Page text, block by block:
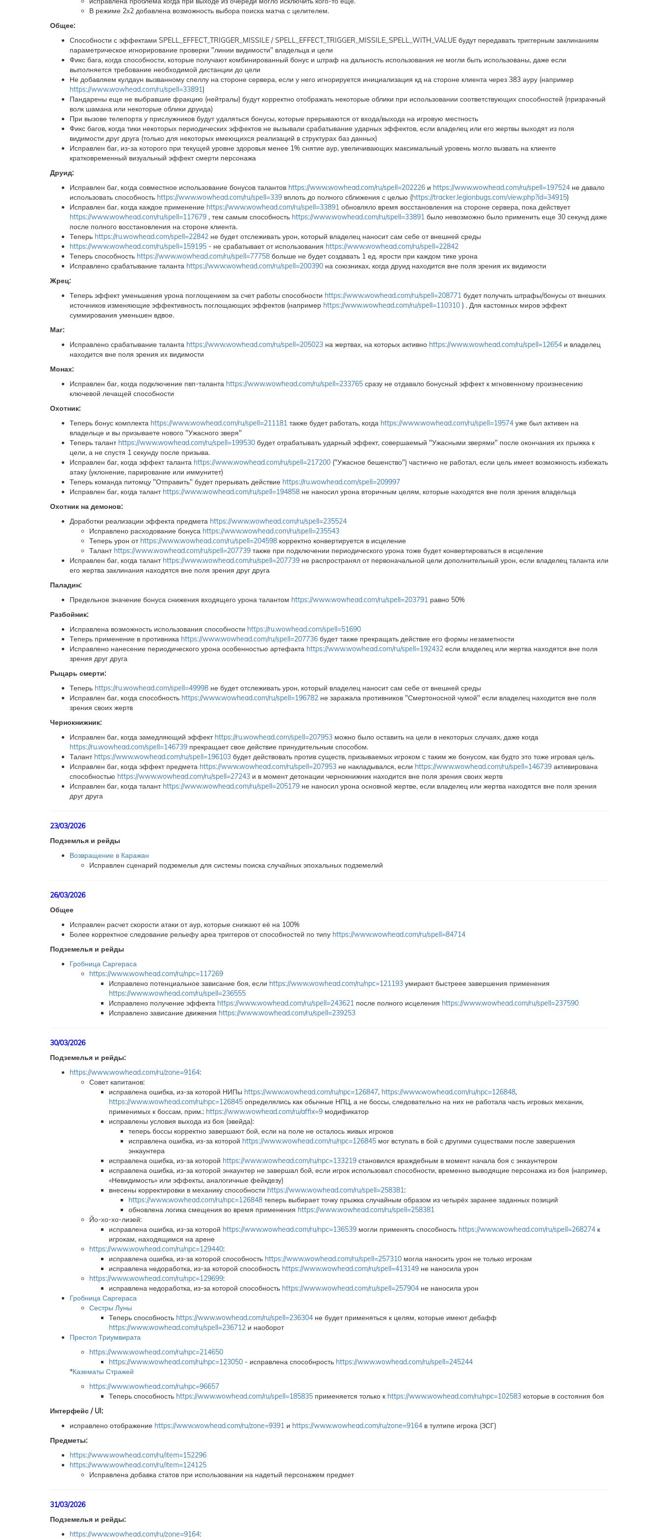
В режиме 2х2 добавлена возможность выбора поиска матча с целителем.
Общее:
Способности с эффектами SPELL_EFFECT_TRIGGER_MISSILE / SPELL_EFFECT_TRIGGER_MISSILE_SPELL_WITH_VALUE будут передавать триггерным заклинаниям
параметрическое игнорирование проверки "линии видимости" владельца и цели
Фикс бага, когда способности, которые получают комбинированный бонус и штраф на дальность использования не могли быть использованы, даже если
выполняется требование необходимой дистанции до цели
Не добавляем кулдаун вызванному спеллу на стороне сервера, если у него игнорируется инициализация кд на стороне клиента через 383 ауру (например
https://www.wowhead.com/ru/spell=33891)
Пандарены еще не выбравшие фракцию (нейтралы) будут корректно отображать некоторые облики при использовании соответствующих способностей (призрачный
волк шамана или некоторые облики друида)
При вызове телепорта у прислужников будут удаляться бонусы, которые прерываются от входа/выхода на игровую местность
Фикс багов, когда тики некоторых периодических эффектов не вызывали срабатывание ударных эффектов, если владелец или его жертвы выходят из поля
видимости друг друга (только для некоторых имеющихся реализаций в структурах баз данных)
Исправлен баг, из-за которого при текущей уровне здоровья менее 1% снятие аур, увеличивающих максимальный уровень могло вызвать на клиенте
кратковременный визуальный эффект смерти персонажа
Друид:
Исправлен баг, когда совместное использование бонусов талантов https://www.wowhead.com/ru/spell=202226 и https://www.wowhead.com/ru/spell=197524 не давало
использовать способность https://www.wowhead.com/ru/spell=339 вплоть до полного сближения с целью (https://tracker.legionbugs.com/view.php?id=34915)
Исправлен баг, когда каждое применение https://www.wowhead.com/ru/spell=33891 обновляло время восстановления на стороне сервера, пока действует
https://www.wowhead.com/ru/spell=117679 , тем самым способность https://www.wowhead.com/ru/spell=33891 было невозможно было применить еще 30 секунд даже
после полного восстановления на стороне клиента.
Теперь https://ru.wowhead.com/spell=22842 не будет отслеживать урон, который владелец наносит сам себе от внешней среды
https://www.wowhead.com/ru/spell=159195 - не срабатывает от использования https://www.wowhead.com/ru/spell=22842
Теперь способность https://www.wowhead.com/ru/spell=77758 больше не будет создавать 1 ед. ярости при каждом тике урона
Исправлено срабатывание таланта https://www.wowhead.com/ru/spell=200390 на союзниках, когда друид находится вне поля зрения их видимости
Жрец:
Теперь эффект уменьшения урона поглощением за счет работы способности https://www.wowhead.com/ru/spell=208771 будет получать штрафы/бонусы от внешних
источников изменяющие эффективность поглощающих эффектов (например https://www.wowhead.com/ru/spell=110310 ) . Для кастомных миров эффект
суммирования уменьшен вдвое.
Маг:
Исправлено срабатывание таланта https://www.wowhead.com/ru/spell=205023 на жертвах, на которых активно https://www.wowhead.com/ru/spell=12654 и владелец
находится вне поля зрения их видимости
Монах:
Исправлен баг, когда подключение пвп-таланта https://www.wowhead.com/ru/spell=233765 сразу не отдавало бонусный эффект к мгновенному произнесению
ключевой лечащей способности
Охотник:
Теперь бонус комплекта https://www.wowhead.com/ru/spell=211181 также будет работать, когда https://www.wowhead.com/ru/spell=19574 уже был активен на
владельце и вы призываете нового "Ужасного зверя"
Теперь талант https://www.wowhead.com/ru/spell=199530 будет отрабатывать ударный эффект, совершаемый "Ужасными зверями" после окончания их прыжка к
цели, а не спустя 1 секунду после призыва.
Исправлен баг, когда эффект таланта https://www.wowhead.com/ru/spell=217200 ("Ужасное бешенство") частично не работал, если цель имеет возможность избежать
атаку (уклонение, парирование или иммунитет)
Теперь команда питомцу "Отправить" будет прерывать действие https://ru.wowhead.com/spell=209997
Исправлен баг, когда талант https://www.wowhead.com/ru/spell=194858 не наносил урона вторичным целям, которые находятся вне поля зрения владельца
Охотник на демонов:
Доработки реализации эффекта предмета https://www.wowhead.com/ru/spell=235524
Исправлено расходование бонуса https://www.wowhead.com/ru/spell=235543
Теперь урон от https://www.wowhead.com/ru/spell=204598 корректно конвертируется в исцеление
Талант https://www.wowhead.com/ru/spell=207739 также при подключении периодического урона тоже будет конвертироваться в исцеление
Исправлен баг, когда талант https://www.wowhead.com/ru/spell=207739 не распространял от первоначальной цели дополнительный урон, если владелец таланта или
его жертва заклинания находятся вне поля зрения друг друга
Паладин:
Предельное значение бонуса снижения входящего урона талантом https://www.wowhead.com/ru/spell=203791 равно 50%
Разбойник:
Исправлена возможность использования способности https://ru.wowhead.com/spell=51690
Теперь применение в противника https://www.wowhead.com/ru/spell=207736 будет также прекращать действие его формы незаметности
Исправлено нанесение периодического урона особенностью артефакта https://www.wowhead.com/ru/spell=192432 если владелец или жертва находятся вне поля
зрения друг друга
Рыцарь смерти:
Теперь https://ru.wowhead.com/spell=49998 не будет отслеживать урон, который владелец наносит сам себе от внешней среды
Исправлен баг, когда способность https://www.wowhead.com/ru/spell=196782 не заражала противников "Смертоносной чумой" если владелец находится вне поля
зрения своих жертв
Чернокнижник:
Исправлен баг, когда замедляющий эффект https://ru.wowhead.com/spell=207953 можно было оставить на цели в некоторых случаях, даже когда
https://ru.wowhead.com/spell=146739 прекращает свое действие принудительным способом.
Талант https://www.wowhead.com/ru/spell=196103 будет действовать против существ, призываемых игроком с таким же бонусом, как будто это тоже игровая цель.
Исправлен баг, когда эффект предмета https://www.wowhead.com/ru/spell=207953 не накладывался, если https://www.wowhead.com/ru/spell=146739 активирована
способностью https://www.wowhead.com/ru/spell=27243 и в момент детонации чернокнижник находится вне поля зрения своих жертв
Исправлен баг, когда талант https://www.wowhead.com/ru/spell=205179 не наносил урона основной жертве, если владелец или жертва находятся вне поля зрения
друг друга
23/03/2026
Подземлья и рейды
Возвращение в Каражан
Исправлен сценарий подземелья для системы поиска случайных эпохальных подземелий
26/03/2026
Общее
Исправлен расчет скорости атаки от аур, которые снижают её на 100%
Более корректное следование рельефу ареа триггеров от способностей по типу https://www.wowhead.com/ru/spell=84714
Подземелья и рейды
Гробница Саргераса
https://www.wowhead.com/ru/npc=117269
Исправлено потенциальное зависание боя, если https://www.wowhead.com/ru/npc=121193 умирают быстреее завершения применения
https://www.wowhead.com/ru/spell=236555
Исправлено получение эффекта https://www.wowhead.com/ru/spell=243621 после полного исцеления https://www.wowhead.com/ru/spell=237590
Исправлено зависание движения https://www.wowhead.com/ru/spell=239253
30/03/2026
Подземелья и рейды:
https://www.wowhead.com/ru/zone=9164:
Совет капитанов:
исправлена ошибка, из-за которой НИПы https://www.wowhead.com/ru/npc=126847, https://www.wowhead.com/ru/npc=126848,
https://www.wowhead.com/ru/npc=126845 определялись как обычные НПЦ, а не боссы, следовательно на них не работала часть игровых механик,
применимых к боссам, прим.: https://www.wowhead.com/ru/affix=9 модификатор
исправлены условия выхода из боя (эвейда):
теперь боссы корректно завершают бой, если на поле не осталось живых игроков
исправлена ошибка, из-за которой https://www.wowhead.com/ru/npc=126845 мог вступать в бой с другими существами после завершения
энкаунтера
исправлена ошибка, из-за которой https://www.wowhead.com/ru/npc=133219 становился враждебным в момент начала боя с энкаунтером
исправлена ошибка, из-за которой энкаунтер не завершал бой, если игрок использовал способности, временно выводящие персонажа из боя (например,
«Невидимость» или эффекты, аналогичные фейкдезу)
внесены корректировки в механику способности https://www.wowhead.com/ru/spell=258381:
https://www.wowhead.com/ru/npc=126848 теперь выбирает точку прыжка случайным образом из четырёх заранее заданных позиций
обновлена логика смещения во время применения https://www.wowhead.com/ru/spell=258381
Йо-хо-хо-лизей:
исправлена ошибка, из-за которой https://www.wowhead.com/ru/npc=136539 могли применять способность https://www.wowhead.com/ru/spell=268274 к
игрокам, находящимся на арене
https://www.wowhead.com/ru/npc=129440:
исправлена ошибка, из-за которой способность https://www.wowhead.com/ru/spell=257310 могла наносить урон не только игрокам
исправлена недоработка, из-за которой способность https://www.wowhead.com/ru/spell=413149 не наносила урон
https://www.wowhead.com/ru/npc=129699:
исправлена недоработка, из-за которой способность https://www.wowhead.com/ru/spell=257904 не наносила урон
Гробница Саргераса
Сестры Луны
Теперь способность https://www.wowhead.com/ru/spell=236304 не будет применяться к целям, которые имеют дебафф
https://www.wowhead.com/ru/spell=236712 и наоборот
Престол Триумвирата
https://www.wowhead.com/ru/npc=214650
https://www.wowhead.com/ru/npc=123050 - исправлена способнрость https://www.wowhead.com/ru/spell=245244
*Казематы Стражей
https://www.wowhead.com/ru/npc=96657
Теперь способность https://www.wowhead.com/ru/spell=185835 применяется только к https://www.wowhead.com/ru/npc=102583 которые в состояния боя
Интерфейс / UI:
исправлено отображение https://www.wowhead.com/ru/zone=9391 и https://www.wowhead.com/ru/zone=9164 в тултипе игрока (ЗСГ)
Предметы:
https://www.wowhead.com/ru/item=152296
https://www.wowhead.com/ru/item=124125
Исправлена добавка статов при использовании на надетый персонажем предмет
31/03/2026
Подземелья и рейды:
https://www.wowhead.com/ru/zone=9164: